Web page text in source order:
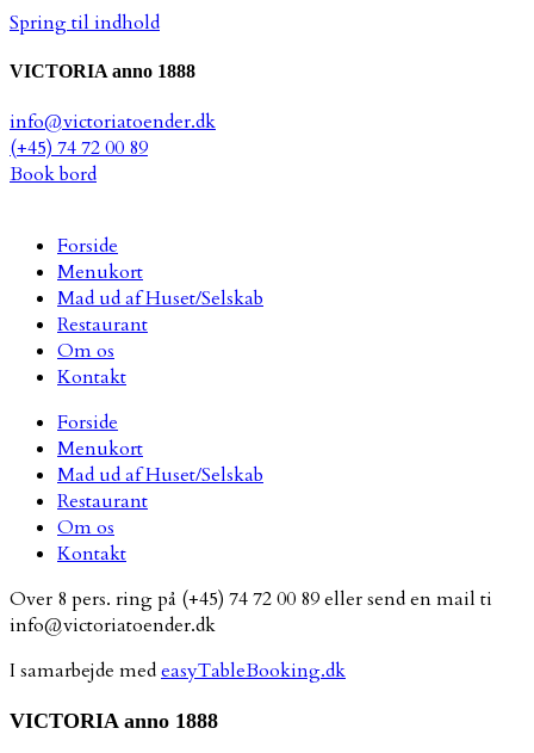
Spring til indhold
VICTORIA anno 1888
info@victoriatoender.dk
(+45) 74 72 00 89
Book bord
Forside
Menukort
Mad ud af Huset/Selskab
Restaurant
Om os
Kontakt
Forside
Menukort
Mad ud af Huset/Selskab
Restaurant
Om os
Kontakt
Over 8 pers. ring på (+45) 74 72 00 89 eller send en mail ti
info@victoriatoender.dk
I samarbejde medeasyTableBooking.dk
VICTORIA anno 1888